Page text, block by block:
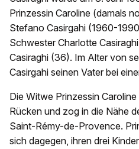
Prinzessin Caroline (damals
Stefano Casirgahi (1960-
Schwester Charlotte
Casiraghi (36). Im Alter von
Casirgahi seinen Vater bei
Die Witwe Prinzessin
Rücken und zog in die Nähe
Saint-Rémy-de-Provence.
sich dagegen, ihren drei